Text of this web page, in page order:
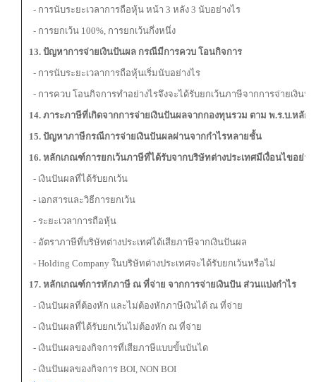
- การนับระยะเวลาการถือหุ้น หน้า 3 หลัง 3 นับอย่างไร
- การยกเว้น 100%, การยกเว้นกึ่งหนึ่ง
13. ปัญหาการจ่ายเงินปันผล กรณีมีการควบ โอนกิจการ
- การนับระยะเวลาการถือหุ้นเริ่มนับอย่างไร
- การควบ โอนกิจการทำอย่างไรจึงจะได้รับยกเว้นภาษีจากการจ่ายเงินปั
14. ภาระภาษีที่เกิดจากการจ่ายเงินปันผลจากกองทุนรวม ตาม พ.ร.บ.หลัก
15. ปัญหาภาษีกรณีการจ่ายเงินปันผลผ่านจากกำไรหลายชั้น
16. หลักเกณฑ์การยกเว้นภาษีที่ได้รับจากบริษัทต่างประเทศมีเงื่อนไขอย่าง
- เงินปันผลที่ได้รับยกเว้น
- เอกสารและวิธีการยกเว้น
- ระยะเวลาการถือหุ้น
- อัตราภาษีที่บริษัทต่างประเทศได้เสียภาษีจากเงินปันผล
- Holding Company ในบริษัทต่างประเทศจะได้รับยกเว้นหรือไม่
17. หลักเกณฑ์การหักภาษี ณ ที่จ่าย จากการจ่ายเงินปัน ส่วนแบ่งกำไร
- เงินปันผลที่ต้องหัก และไม่ต้องหักภาษีเงินได้ ณ ที่จ่าย
- เงินปันผลที่ได้รับยกเว้นไม่ต้องหัก ณ ที่จ่าย
- เงินปันผลของกิจการที่เสียภาษีแบบขั้นบันได
- เงินปันผลของกิจการ BOI, NON BOI